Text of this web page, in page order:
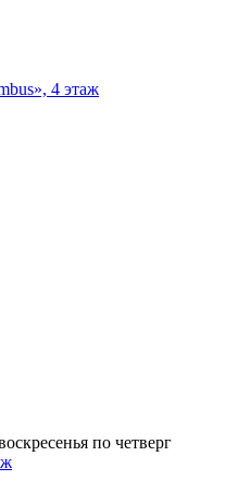
4 этаж
по четверг